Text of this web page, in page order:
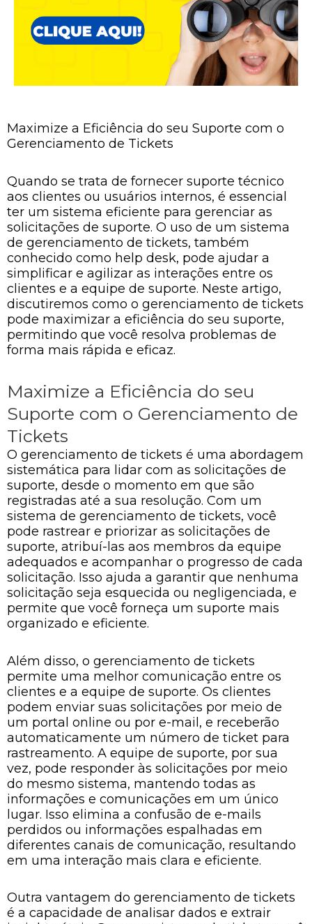
Maximize a Eficiência do seu Suporte com o
Gerenciamento de Tickets
Quando se trata de fornecer suporte técnico
aos clientes ou usuários internos, é essencial
ter um sistema eficiente para gerenciar as
solicitações de suporte. O uso de um sistema
de gerenciamento de tickets, também
conhecido como help desk, pode ajudar a
simplificar e agilizar as interações entre os
clientes e a equipe de suporte. Neste artigo,
discutiremos como o gerenciamento de tickets
pode maximizar a eficiência do seu suporte,
permitindo que você resolva problemas de
forma mais rápida e eficaz.
Maximize a Eficiência do seu
Suporte com o Gerenciamento de
Tickets
O gerenciamento de tickets é uma abordagem
sistemática para lidar com as solicitações de
suporte, desde o momento em que são
registradas até a sua resolução. Com um
sistema de gerenciamento de tickets, você
pode rastrear e priorizar as solicitações de
suporte, atribuí-las aos membros da equipe
adequados e acompanhar o progresso de cada
solicitação. Isso ajuda a garantir que nenhuma
solicitação seja esquecida ou negligenciada, e
permite que você forneça um suporte mais
organizado e eficiente.
Além disso, o gerenciamento de tickets
permite uma melhor comunicação entre os
clientes e a equipe de suporte. Os clientes
podem enviar suas solicitações por meio de
um portal online ou por e-mail, e receberão
automaticamente um número de ticket para
rastreamento. A equipe de suporte, por sua
vez, pode responder às solicitações por meio
do mesmo sistema, mantendo todas as
informações e comunicações em um único
lugar. Isso elimina a confusão de e-mails
perdidos ou informações espalhadas em
diferentes canais de comunicação, resultando
em uma interação mais clara e eficiente.
Outra vantagem do gerenciamento de tickets
é a capacidade de analisar dados e extrair